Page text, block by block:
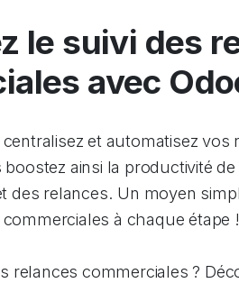
le suivi des
avec
centralisez et automatisez
ainsi la productivité
des relances. Un moyen
à chaque étape !
relances commerciales ?